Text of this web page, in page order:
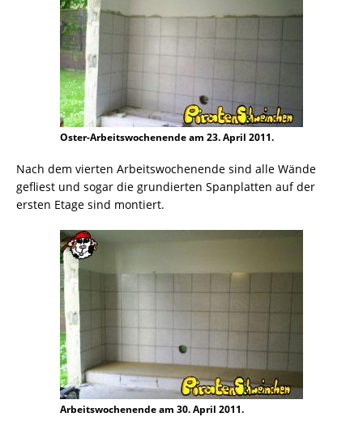
Oster-Arbeitswochenende am 23. April 2011.
Nach dem vierten Arbeitswochenende sind alle Wände
gefliest und sogar die grundierten Spanplatten auf der
ersten Etage sind montiert.
Arbeitswochenende am 30. April 2011.